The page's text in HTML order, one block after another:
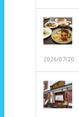
2026/07/20